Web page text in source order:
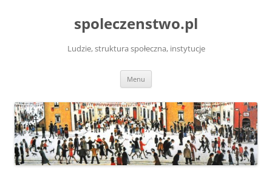
spoleczenstwo.pl
Ludzie, struktura społeczna, instytucje
Menu